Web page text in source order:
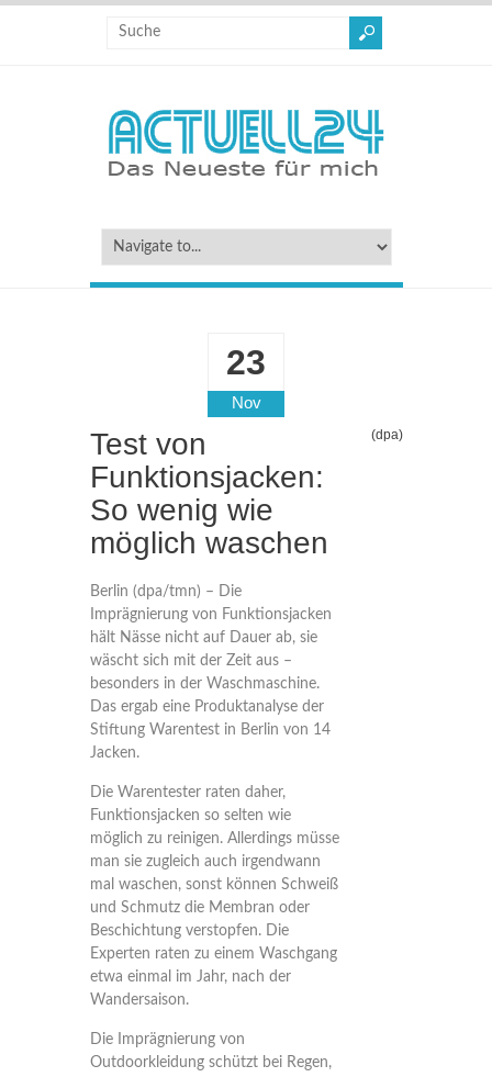
23
Nov
Test von
Funktionsjacken:
So wenig wie
möglich waschen
(dpa)
Berlin (dpa/tmn) – Die
Imprägnierung von Funktionsjacken
hält Nässe nicht auf Dauer ab, sie
wäscht sich mit der Zeit aus –
besonders in der Waschmaschine.
Das ergab eine Produktanalyse der
Stiftung Warentest in Berlin von 14
Jacken.
Die Warentester raten daher,
Funktionsjacken so selten wie
möglich zu reinigen. Allerdings müsse
man sie zugleich auch irgendwann
mal waschen, sonst können Schweiß
und Schmutz die Membran oder
Beschichtung verstopfen. Die
Experten raten zu einem Waschgang
etwa einmal im Jahr, nach der
Wandersaison.
Die Imprägnierung von
Outdoorkleidung schützt bei Regen,